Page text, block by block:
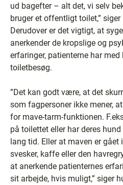
ud bagefter – alt det, vi selv
bruger et offentligt toilet,”
Derudover er det vigtigt, at
anerkender de kropslige og
erfaringer, patienterne har
toiletbesøg.
”Det kan godt være, at det
som fagpersoner ikke mener,
for mave-tarm-funktionen.
på toilettet eller har deres
lang tid. Eller at maven er
svesker, kaffe eller den
at anerkende patienternes
sit arbejde, hvis muligt,” siger